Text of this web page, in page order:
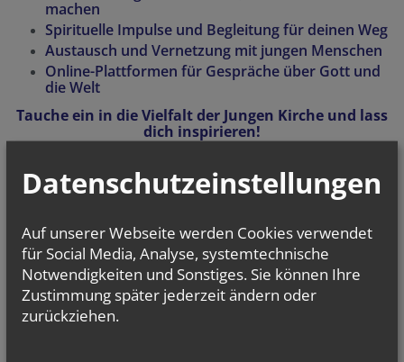
machen
Spirituelle Impulse und Begleitung für deinen Weg
Austausch und Vernetzung mit jungen Menschen
Online-Plattformen für Gespräche über Gott und
die Welt
Tauche ein in die Vielfalt der Jungen Kirche und lass
dich inspirieren!
Unser Büro am Stephansplatz ist
von 19.07.2025 bis 17.08.2025
geschlossen.
Datenschutzeinstellungen
Auf unserer Webseite werden Cookies verwendet
für Social Media, Analyse, systemtechnische
Notwendigkeiten und Sonstiges. Sie können Ihre
Zustimmung später jederzeit ändern oder
zurückziehen.